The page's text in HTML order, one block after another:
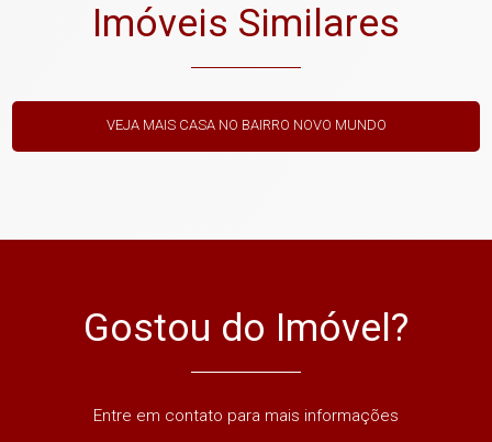
Imóveis Similares
VEJA MAIS CASA NO BAIRRO NOVO MUNDO
Gostou do Imóvel?
Entre em contato para mais informações